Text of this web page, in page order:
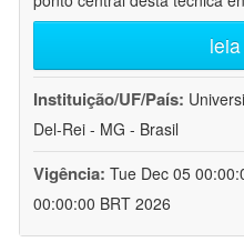
Instituição/UF/País:
Del-Rei - MG - Brasil
Vigência: Tue Dec 05
00:00:00 BRT 2026